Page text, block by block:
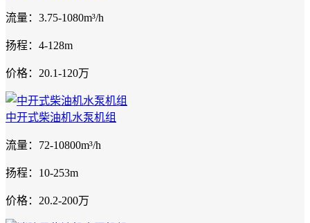
流量：3.75-1080m³/h
扬程：4-128m
价格：20.1-120万
中开式柴油机水泵机组
流量：72-10800m³/h
扬程：10-253m
价格：20.2-200万